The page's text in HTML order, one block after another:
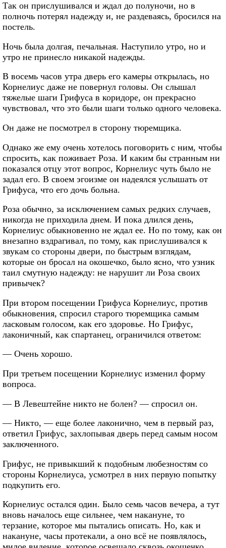
Так он прислушивался и ждал до полуночи, но в
полночь потерял надежду и, не раздеваясь, бросился на
постель.
Ночь была долгая, печальная. Наступило утро, но и
утро не принесло никакой надежды.
В восемь часов утра дверь его камеры открылась, но
Корнелиус даже не повернул головы. Он слышал
тяжелые шаги Грифуса в коридоре, он прекрасно
чувствовал, что это были шаги только одного человека.
Он даже не посмотрел в сторону тюремщика.
Однако же ему очень хотелось поговорить с ним, чтобы
спросить, как поживает Роза. И каким бы странным ни
показался отцу этот вопрос, Корнелиус чуть было не
задал его. В своем эгоизме он надеялся услышать от
Грифуса, что его дочь больна.
Роза обычно, за исключением самых редких случаев,
никогда не приходила днем. И пока длился день,
Корнелиус обыкновенно не ждал ее. Но по тому, как он
внезапно вздрагивал, по тому, как прислушивался к
звукам со стороны двери, по быстрым взглядам,
которые он бросал на окошечко, было ясно, что узник
таил смутную надежду: не нарушит ли Роза своих
привычек?
При втором посещении Грифуса Корнелиус, против
обыкновения, спросил старого тюремщика самым
ласковым голосом, как его здоровье. Но Грифус,
лаконичный, как спартанец, ограничился ответом:
— Очень хорошо.
При третьем посещении Корнелиус изменил форму
вопроса.
— В Левештейне никто не болен? — спросил он.
— Никто, — еще более лаконично, чем в первый раз,
ответил Грифус, захлопывая дверь перед самым носом
заключенного.
Грифус, не привыкший к подобным любезностям со
стороны Корнелиуса, усмотрел в них первую попытку
подкупить его.
Корнелиус остался один. Было семь часов вечера, а тут
вновь началось еще сильнее, чем накануне, то
терзание, которое мы пытались описать. Но, как и
накануне, часы протекали, а оно всё не появлялось,